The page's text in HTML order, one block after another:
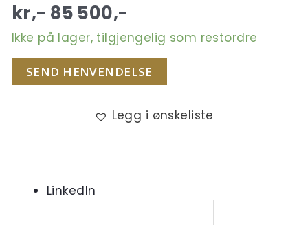
kr,- 85 500,-
Ikke på lager, tilgjengelig som restordre
SEND HENVENDELSE
Legg i ønskeliste
LinkedIn